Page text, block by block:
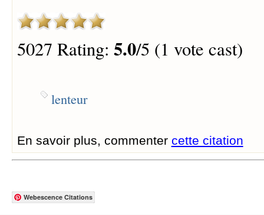
5027 Rating: 5.0/5 (1 vote cast)
lenteur
En savoir plus, commenter cette citation
Webescence Citations